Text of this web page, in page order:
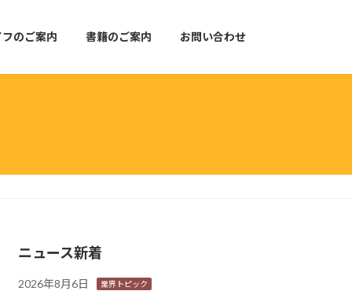
のご案内 書籍のご案内 お問い合わせ
ニュース新着
2026年8月6日 業界トピック